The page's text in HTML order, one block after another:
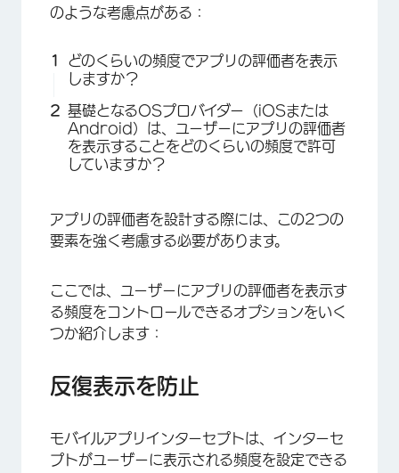
×
のような考慮点がある：
どのくらいの頻度でアプリの評価者を表示
しますか？
基礎となるOSプロバイダー（iOSまたは
Android）は、ユーザーにアプリの評価者
を表示することをどのくらいの頻度で許可
していますか？
アプリの評価者を設計する際には、この2つの
要素を強く考慮する必要があります。
ここでは、ユーザーにアプリの評価者を表示す
る頻度をコントロールできるオプションをいく
つか紹介します：
反復表示を防止
モバイルアプリインターセプトは、インターセ
プトがユーザーに表示される頻度を設定できる